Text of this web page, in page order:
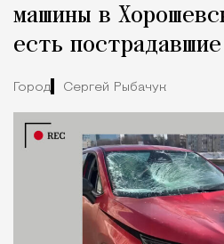
машины в
есть пострадавшие
Город Сергей Рыбачук